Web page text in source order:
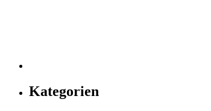
Kategorien